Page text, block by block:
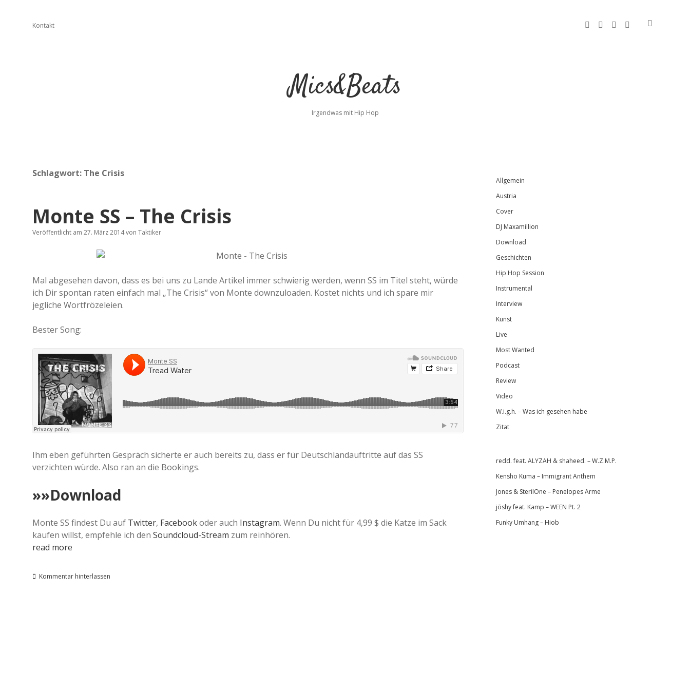
Kontakt facebookinstagrambandcamp
spotify
Mics&Beats
Irgendwas mit Hip Hop
Schlagwort: The Crisis
Monte SS – The Crisis
Veröffentlicht am 27. März 2014von Taktiker
Mal abgesehen davon, dass es bei uns zu Lande Artikel immer schwierig werden, wenn SS im Titel steht, würde
ich Dir spontan raten einfach mal „The Crisis“ von Monte downzuloaden. Kostet nichts und ich spare mir
jegliche Wortfrözeleien.
Bester Song:
Ihm eben geführten Gespräch sicherte er auch bereits zu, dass er für Deutschlandauftritte auf das SS
verzichten würde. Also ran an die Bookings.
»»Download
Monte SS findest Du auf Twitter, Facebookoder auch Instagram. Wenn Du nicht für 4,99 $ die Katze im Sack
kaufen willst, empfehle ich den Soundcloud-Stream zum reinhören.
read more
Kommentar hinterlassen
Sidebar
Allgemein
Austria
Cover
DJ Maxamillion
Download
Geschichten
Hip Hop Session
Instrumental
Interview
Kunst
Live
Most Wanted
Podcast
Review
Video
W.i.g.h. – Was ich gesehen habe
Zitat
redd. feat. ALYZAH & shaheed. – W.Z.M.P.
Kensho Kuma – Immigrant Anthem
Jones & SterilOne – Penelopes Arme
jōshy feat. Kamp – WEEN Pt. 2
Funky Umhang – Hiob